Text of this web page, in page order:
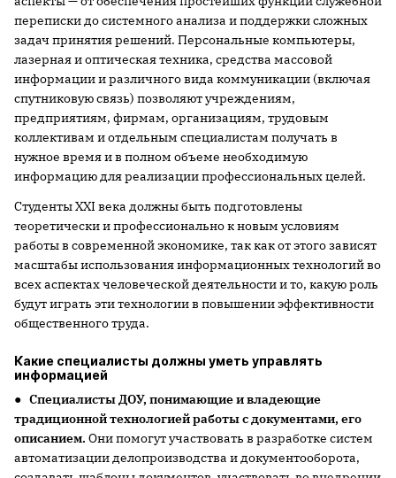
переписки до системного анализа и поддержки сложных
задач принятия решений. Персональные компьютеры,
лазерная и оптическая техника, средства массовой
информации и различного вида коммуникации (включая
спутниковую связь) позволяют учреждениям,
предприятиям, фирмам, организациям, трудовым
коллективам и отдельным специалистам получать в
нужное время и в полном объеме необходимую
информацию для реализации профессиональных целей.
Студенты XXI века должны быть подготовлены
теоретически и профессионально к новым условиям
работы в современной экономике, так как от этого зависят
масштабы использования информационных технологий во
всех аспектах человеческой деятельности и то, какую роль
будут играть эти технологии в повышении эффективности
общественного труда.
Какие специалисты должны уметь управлять
информацией
● Специалисты ДОУ, понимающие и владеющие
традиционной технологией работы с документами, его
описанием. Они помогутучаствовать в разработке систем
автоматизации делопроизводства и документооборота,